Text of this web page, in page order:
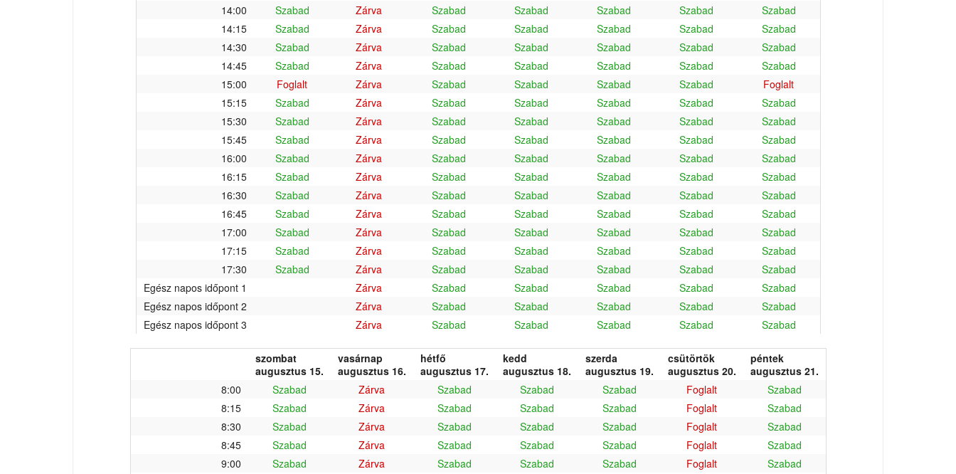
14:00
Szabad Zárva Szabad Szabad Szabad Szabad
Szabad
14:15
Szabad Zárva Szabad Szabad Szabad Szabad
Szabad
14:30
Szabad Zárva Szabad Szabad Szabad Szabad
Szabad
14:45
Szabad Zárva Szabad Szabad Szabad Szabad
Szabad
15:00
Foglalt Zárva Szabad Szabad Szabad Szabad
Foglalt
15:15
Szabad Zárva Szabad Szabad Szabad Szabad
Szabad
15:30
Szabad Zárva Szabad Szabad Szabad Szabad
Szabad
15:45
Szabad Zárva Szabad Szabad Szabad Szabad
Szabad
16:00
Szabad Zárva Szabad Szabad Szabad Szabad
Szabad
16:15
Szabad Zárva Szabad Szabad Szabad Szabad
Szabad
16:30
Szabad Zárva Szabad Szabad Szabad Szabad
Szabad
16:45
Szabad Zárva Szabad Szabad Szabad Szabad
Szabad
17:00
Szabad Zárva Szabad Szabad Szabad Szabad
Szabad
17:15
Szabad Zárva Szabad Szabad Szabad Szabad
Szabad
17:30
Szabad Zárva Szabad Szabad Szabad Szabad
Szabad
Egész napos időpont 1
Zárva Szabad Szabad Szabad Szabad
Szabad
Egész napos időpont 2
Zárva Szabad Szabad Szabad Szabad
Szabad
Egész napos időpont 3
Zárva Szabad Szabad Szabad Szabad Szabad
szombat
augusztus 15.
vasárnap
augusztus 16.
hétfő
augusztus 17.
kedd
augusztus 18.
szerda
augusztus 19.
csütörtök
augusztus 20.
péntek
augusztus 21.
8:00
Szabad Zárva Szabad Szabad Szabad Foglalt
Szabad
8:15
Szabad Zárva Szabad Szabad Szabad Foglalt
Szabad
8:30
Szabad Zárva Szabad Szabad Szabad Foglalt
Szabad
8:45
Szabad Zárva Szabad Szabad Szabad Foglalt
Szabad
9:00
Szabad Zárva Szabad Szabad Szabad Foglalt
Szabad